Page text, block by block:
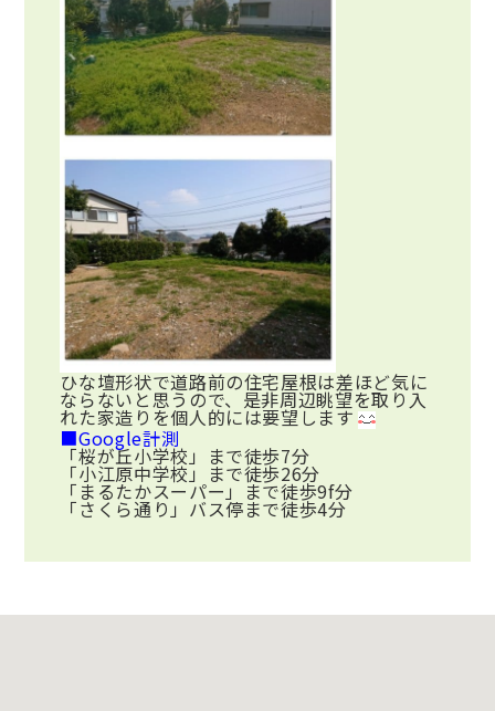
ひな壇形状で道路前の住宅屋根は差ほど気に
ならないと思うので、是非周辺眺望を取り入
れた家造りを個人的には要望します
■Google計測
「桜が丘小学校」まで徒歩7分
「小江原中学校」まで徒歩26分
「まるたかスーパー」まで徒歩9f分
「さくら通り」バス停まで徒歩4分